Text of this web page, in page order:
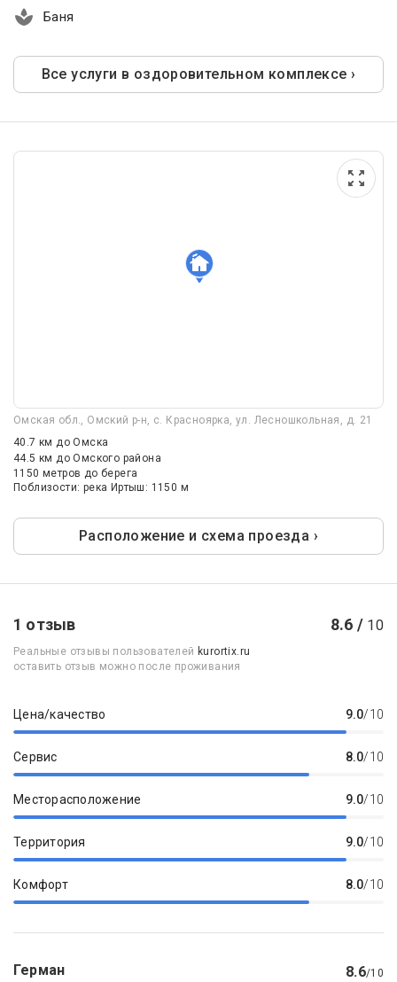
Баня
Все услуги в оздоровительном комплексе ›
Омская обл., Омский р-н, с. Красноярка, ул. Лесношкольная, д. 21
40.7 кмдо Омска
44.5 кмдо Омского района
1150 метров до берега
Поблизости: река Иртыш: 1150 м
Расположение и схема проезда ›
1 отзыв 8.6 / 10
Реальные отзывы пользователей kurortix.ru
оставить отзыв можно после проживания
Цена/качество 9.0/10
Сервис 8.0/10
Месторасположение 9.0/10
Территория 9.0/10
Комфорт 8.0/10
Герман 8.6/10